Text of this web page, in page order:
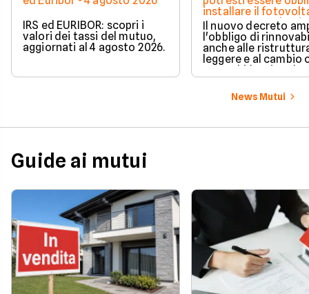
IRS ed EURIBOR: scopri i
valori dei tassi del mutuo,
aggiornati al 4 agosto 2026.
installare il
nuova norma che
milioni di italiani
Il nuovo decreto
l'obbligo di
anche alle
leggere e al cambio
cambia in pratica.
News Mutui
Guide ai mutui